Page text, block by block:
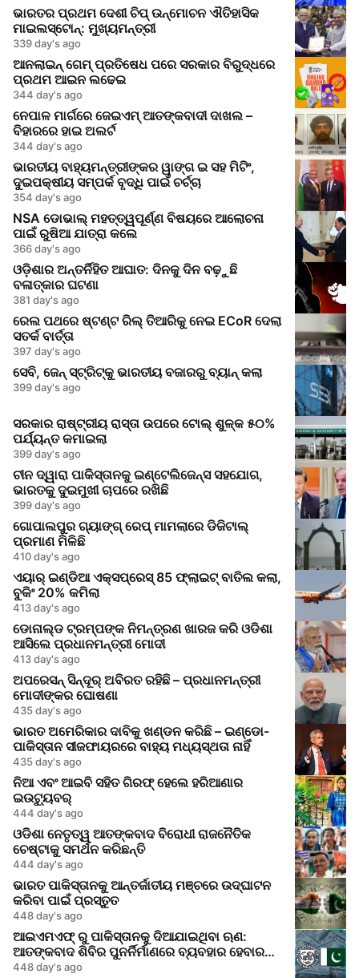
ଭାରତର ପ୍ରଥମ ଦେଶୀ ଚିପ୍ ଉନ୍ମୋଚନ ଐତିହାସିକ
ମାଇଲସ୍ଟୋନ୍: ମୁଖ୍ୟମନ୍ତ୍ରୀ
339 day's ago
ଆନଲାଇନ୍ ଗେମ୍ ପ୍ରତିଷେଧ ପରେ ସରକାର ବିରୁଦ୍ଧରେ
ପ୍ରଥମ ଆଇନ ଲଢେଇ
344 day's ago
ନେପାଳ ମାର୍ଗରେ ଜେଇଏମ୍ ଆତଙ୍କବାଦୀ ଦାଖଲ –
ବିହାରରେ ହାଇ ଅଲର୍ଟ
344 day's ago
ଭାରତୀୟ ବାହ୍ୟମନ୍ତ୍ରୀଙ୍କର ୱାଙ୍ଗ ଇ ସହ ମିଟିଂ,
ଦୁଇପକ୍ଷୀୟ ସମ୍ପର୍କ ବୃଦ୍ଧି ପାଇଁ ଚର୍ଚ୍ଚା
354 day's ago
NSA ଡୋଭାଲ୍ ମହତ୍ତ୍ୱପୂର୍ଣ୍ଣ ବିଷୟରେ ଆଲୋଚନା
ପାଇଁ ରୁଷିଆ ଯାତ୍ରା କଲେ
366 day's ago
ଓଡ଼ିଶାର ଅନ୍ତର୍ନିହିତ ଆଘାତ: ଦିନକୁ ଦିନ ବଢ଼ୁଛି
ବଳାତ୍କାର ଘଟଣା
381 day's ago
ରେଲ ପଥରେ ଷ୍ଟଣ୍ଟ ରିଲ୍ ତିଆରିକୁ ନେଇ ECoR ଦେଲା
ସତର୍କ ବାର୍ତ୍ତା
397 day's ago
ସେବି, ଜେନ୍‌ ସ୍ଟ୍ରିଟ୍‌କୁ ଭାରତୀୟ ବଜାରରୁ ବ୍ୟାନ୍ କଲା
399 day's ago
ସରକାର ରାଷ୍ଟ୍ରୀୟ ରାସ୍ତା ଉପରେ ଟୋଲ୍ ଶୁଳ୍କ ୫୦%
ପର୍ଯ୍ୟନ୍ତ କମାଇଲା
399 day's ago
ଚୀନ ଦ୍ୱାରା ପାକିସ୍ତାନକୁ ଇଣ୍ଟେଲିଜେନ୍ସ ସହଯୋଗ,
ଭାରତକୁ ଦୁଇମୁଖୀ ଚାପରେ ରଖିଛି
399 day's ago
ଗୋପାଲପୁର ଗ୍ୟାଙ୍ଗ୍ ରେପ୍ ମାମଲାରେ ଡିଜିଟାଲ୍
ପ୍ରମାଣ ମିଳିଛି
410 day's ago
ଏୟାର୍ ଇଣ୍ଡିଆ ଏକ୍ସପ୍ରେସ୍ 85 ଫ୍ଲାଇଟ୍ ବାତିଲ କଲା,
ବୁକିଂ 20% କମିଲା
413 day's ago
ଡୋନାଲ୍ଡ ଟ୍ରମ୍ପଙ୍କ ନିମନ୍ତ୍ରଣ ଖାରଜ କରି ଓଡିଶା
ଆସିଲେ ପ୍ରଧାନମନ୍ତ୍ରୀ ମୋଦୀ
413 day's ago
ଅପରେସନ୍ ସିନ୍ଦୂର୍ ଅବିରତ ରହିଛି – ପ୍ରଧାନମନ୍ତ୍ରୀ
ମୋଦୀଙ୍କର ଘୋଷଣା
435 day's ago
ଭାରତ ଅମେରିକାର ଦାବିକୁ ଖଣ୍ଡନ କରିଛି – ଇଣ୍ଡୋ-
ପାକିସ୍ତାନ ସୀଜଫାୟରରେ ବାହ୍ୟ ମଧ୍ୟସ୍ଥତା ନାହିଁ
435 day's ago
ନିଆ ଏବଂ ଆଇବି ସହିତ ଗିରଫ୍ ହେଲେ ହରିଆଣାର
ଇଉଟ୍ୟୁବର୍
444 day's ago
ଓଡିଶା ନେତୃତ୍ୱ ଆତଙ୍କବାଦ ବିରୋଧୀ ରାଜନୈତିକ
ଚେଷ୍ଟାକୁ ସମର୍ଥନ କରିଛନ୍ତି
444 day's ago
ଭାରତ ପାକିସ୍ତାନକୁ ଆନ୍ତର୍ଜାତୀୟ ମଞ୍ଚରେ ଉଦ୍‌ଘାଟନ
କରିବା ପାଇଁ ପ୍ରସ୍ତୁତ
448 day's ago
ଆଇଏମଏଫ୍ ରୁ ପାକିସ୍ତାନକୁ ଦିଆଯାଇଥିବା ଋଣ:
ଆତଙ୍କବାଦ ଶିବିର ପୁନର୍ନିର୍ମାଣରେ ବ୍ୟବହାର ହେବାର
ଆଶଙ୍କା
448 day's ago